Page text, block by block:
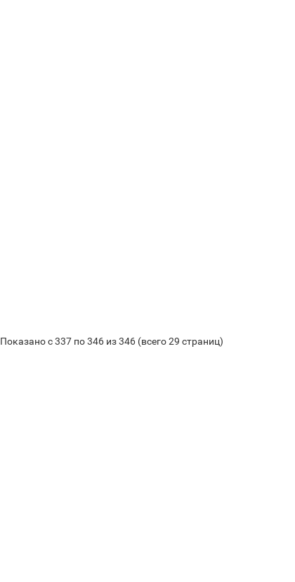
Показано с 337 по 346 из 346 (всего 29 страниц)